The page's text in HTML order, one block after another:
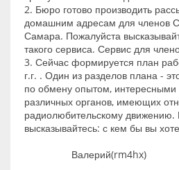
2. Бюро готово производить
домашним адресам для членов
Самара. Пожалуйста
такого сервиса. Сервис для
3. Сейчас формируется план
г.г. . Один из разделов плана -
по обмену опытом, интересными
различных органов, имеющих
радиолюбительскому движению.
высказывайтесь: с кем бы вы
Валерий(rm4hx)